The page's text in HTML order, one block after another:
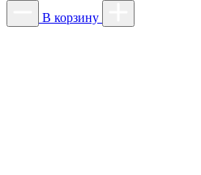
В корзину